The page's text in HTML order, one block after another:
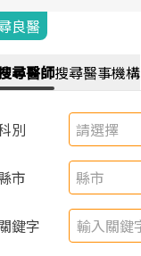
良醫
尋醫師搜尋醫事機構
別 請選擇
市 縣市
鍵字